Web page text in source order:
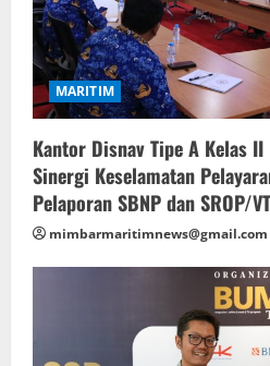
MARITIM
Kantor Disnav Tipe A Kelas
Sinergi Keselamatan
Pelaporan SBNP dan SROP/
mimbarmaritimnews@gmail.com